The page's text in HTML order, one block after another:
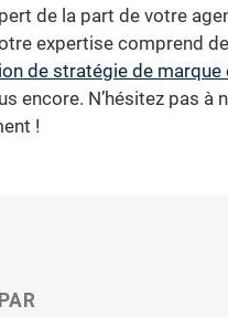
de la part de votre
expertise comprend
de stratégie de marque
encore. N’hésitez pas à
!